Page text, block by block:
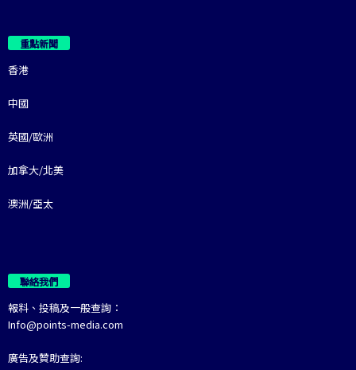
重點新聞
香港
中國
英國/歐洲
加拿大/北美
澳洲/亞太
聯絡我們
報料、投稿及一般查詢：
Info@points-media.com
廣告及贊助查詢: